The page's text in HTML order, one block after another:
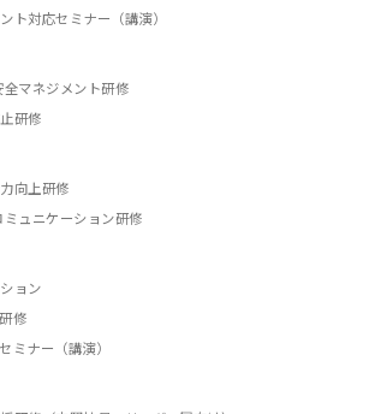
ト対応セミナー（講演）
マネジメント研修
研修
向上研修
ュニケーション研修
ョン
修
ミナー（講演）